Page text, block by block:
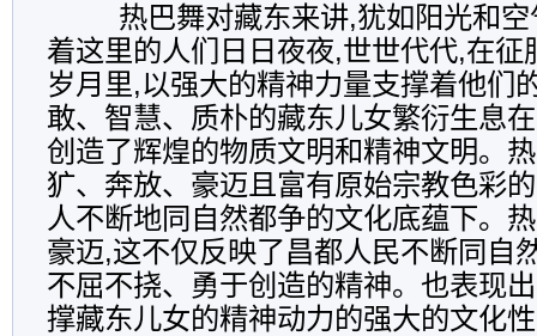
热巴舞对藏东来讲,犹如阳光和空
着这里的人们日日夜夜,世世代代,在征
岁月里,以强大的精神力量支撑着他们
敢、智慧、质朴的藏东儿女繁衍生息
创造了辉煌的物质文明和精神文明。
犷、奔放、豪迈且富有原始宗教色彩
人不断地同自然都争的文化底蕴下。
豪迈,这不仅反映了昌都人民不断同自
不屈不挠、勇于创造的精神。也表现
撑藏东儿女的精神动力的强大的文化